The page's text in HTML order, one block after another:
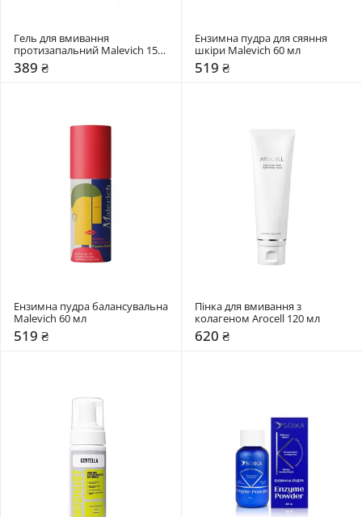
Гель для вмивання
протизапальний Malevich 150
мл
389 ₴
Ензимна пудра для сяяння
шкіри Malevich 60 мл
519 ₴
Ензимна пудра балансувальна
Malevich 60 мл
519 ₴
Пінка для вмивання з
колагеном Arocell 120 мл
620 ₴